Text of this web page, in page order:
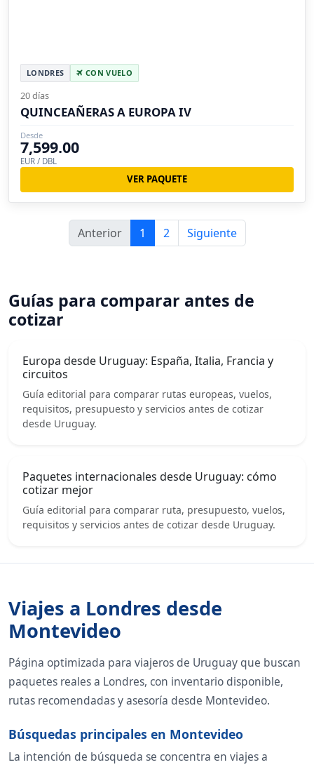
LONDRES CON VUELO
20 días
QUINCEAÑERAS A EUROPA IV
Desde
7,599.00
EUR / DBL
VER PAQUETE
Anterior 1 2 Siguiente
Guías para comparar antes de
cotizar
Europa desde Uruguay: España, Italia, Francia y
circuitos
Guía editorial para comparar rutas europeas, vuelos,
requisitos, presupuesto y servicios antes de cotizar
desde Uruguay.
Paquetes internacionales desde Uruguay: cómo
cotizar mejor
Guía editorial para comparar ruta, presupuesto, vuelos,
requisitos y servicios antes de cotizar desde Uruguay.
Viajes a Londres desde
Montevideo
Página optimizada para viajeros de Uruguay que buscan
paquetes reales a Londres, con inventario disponible,
rutas recomendadas y asesoría desde Montevideo.
Búsquedas principales en Montevideo
La intención de búsqueda se concentra en viajes a